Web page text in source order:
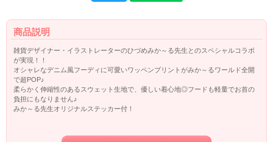
商品説明
雑貨デザイナー・イラストレーターのひづめみか～る先生とのスペシャルコラボ
が実現！！
オシャレなデニム風フーディに可愛いワッペンプリントがみか～るワールド全開
で超POP♪
柔らかく伸縮性のあるスウェット生地で、優しい着心地◎フードも軽量でお首の
負担にもなりません♪
みか～る先生オリジナルステッカー付！
雑貨デザイナー・イラストレーター